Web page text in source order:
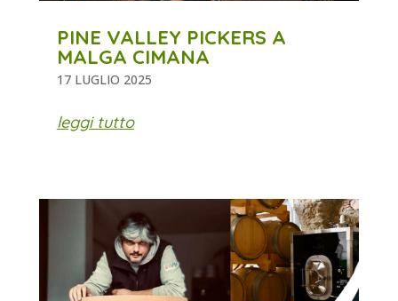
PINE VALLEY PICKERS A
MALGA CIMANA
17 LUGLIO 2025
leggi tutto